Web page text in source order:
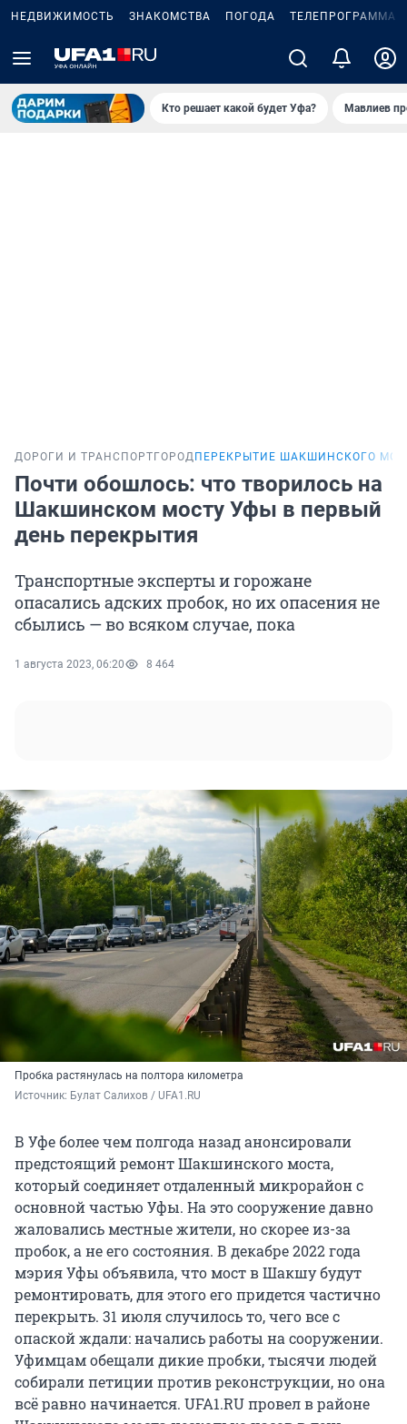
НЕДВИЖИМОСТЬ ЗНАКОМСТВА ПОГОДА ТЕЛЕПРОГРАММА
Кто решает какой будет Уфа? Мавлиев
ДОРОГИ И ТРАНСПОРТ ГОРОД ПЕРЕКРЫТИЕ ШАКШИНСКОГО
Почти обошлось: что творилось на
Шакшинском мосту Уфы в первый
день перекрытия
Транспортные эксперты и горожане
опасались адских пробок, но их опасения не
сбылись — во всяком случае, пока
1 августа 2023, 06:20 8 464
Пробка растянулась на полтора километра
Источник: Булат Салихов / UFA1.RU
В Уфе более чем полгода назад анонсировали
предстоящий ремонт Шакшинского моста,
который соединяет отдаленный микрорайон с
основной частью Уфы. На это сооружение давно
жаловались местные жители, но скорее из-за
пробок, а не его состояния. В декабре 2022 года
мэрия Уфы объявила, что мост в Шакшу будут
ремонтировать, для этого его придется частично
перекрыть. 31 июля случилось то, чего все с
опаской ждали: начались работы на сооружении.
Уфимцам обещали дикие пробки, тысячи людей
собирали петиции против реконструкции, но она
всё равно начинается. UFA1.RU провел в районе